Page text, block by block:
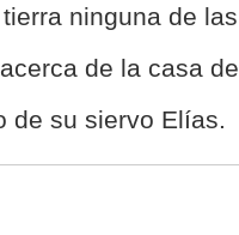
ninguna de las
de la casa de
de su siervo Elías.